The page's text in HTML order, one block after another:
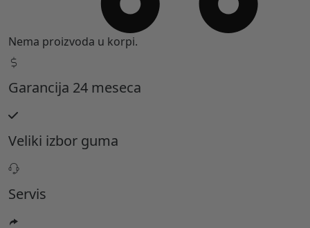
Nema proizvoda u korpi.
Pozovite nas
Garancija 24 meseca
Veliki izbor guma
Servis